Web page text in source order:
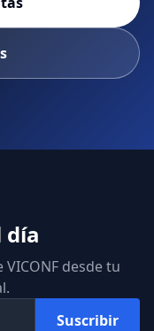
día
desde tu
Suscribir